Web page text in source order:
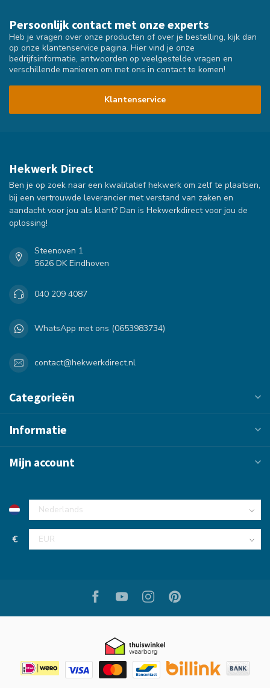
Persoonlijk contact met onze experts
Heb je vragen over onze producten of over je bestelling, kijk dan
op onze klantenservice pagina. Hier vind je onze
bedrijfsinformatie, antwoorden op veelgestelde vragen en
verschillende manieren om met ons in contact te komen!
Klantenservice
Hekwerk Direct
Ben je op zoek naar een kwalitatief hekwerk om zelf te plaatsen,
bij een vertrouwde leverancier met verstand van zaken en
aandacht voor jou als klant? Dan is Hekwerkdirect voor jou de
oplossing!
Steenoven 1
5626 DK Eindhoven
040 209 4087
WhatsApp met ons (0653983734)
contact@hekwerkdirect.nl
Categorieën
Informatie
Mijn account
€